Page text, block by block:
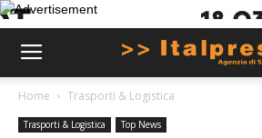
Home Trasporti & Logistica
Trasporti & Logistica Top News